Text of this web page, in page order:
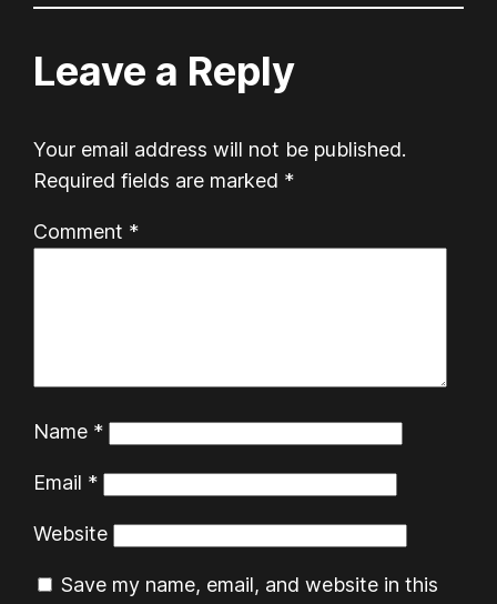
Leave a Reply
Your email address will not be published.
Required fields are marked *
Comment *
Name *
Email *
Website
Save my name, email, and website in this